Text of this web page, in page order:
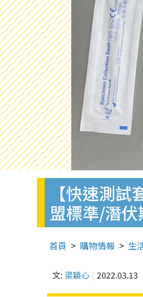
【快速測
盟標準/潛伏
首頁 購物情報 生
文: 梁穎心 2022.03.13